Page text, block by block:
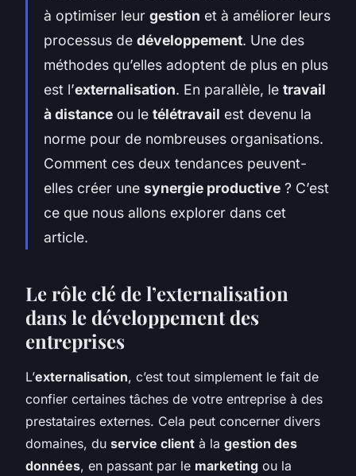
à optimiser leur gestion et à améliorer leurs
processus de développement. Une des
méthodes qu’elles adoptent de plus en plus
est l’externalisation. En parallèle, le travail
à distance ou le télétravail est devenu la
norme pour de nombreuses organisations.
Comment ces deux tendances peuvent-
elles créer une synergie productive ? C’est
ce que nous allons explorer dans cet
article.
Le rôle clé de l’externalisation
dans le développement des
entreprises
L’externalisation, c’est tout simplement le fait de
confier certaines tâches de votre entreprise à des
prestataires externes. Cela peut concerner divers
domaines, du service client à la gestion des
données, en passant par le marketing ou la